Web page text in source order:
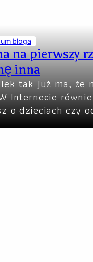
bloga
na pierwszy
inna
tak już ma, że
Internecie
o dzieciach czy